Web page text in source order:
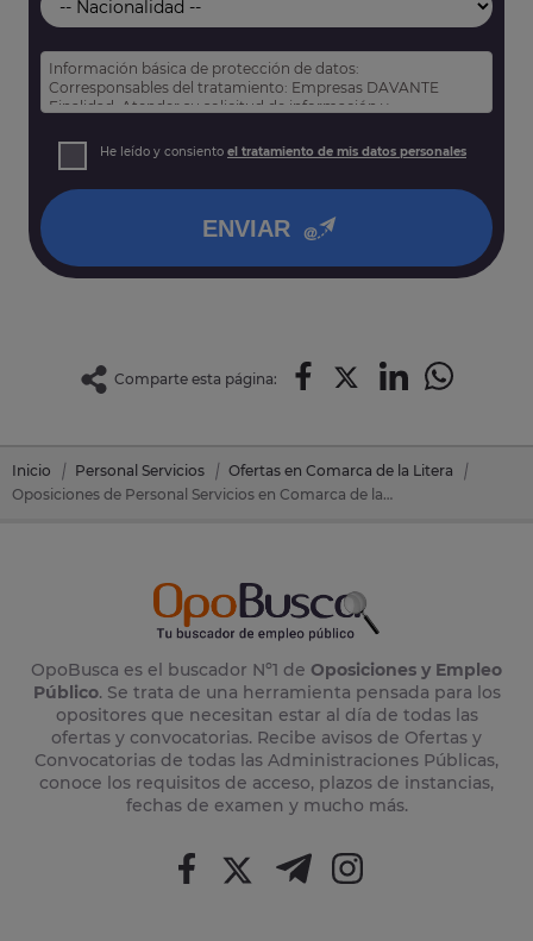
Información básica de protección de datos:
Corresponsables del tratamiento: Empresas DAVANTE
Finalidad: Atender su solicitud de información y
Derechos: Puede acceder, rectificar y suprimir sus datos,
así como otros derechos tal y como se explica en nuestra
He leído y consiento el tratamiento de mis datos personales
ENVIAR
Comparte esta página:
Inicio Personal Servicios
Ofertas en Comarca de la Litera
Oposiciones de Personal Servicios en Comarca de la Litera (Huesca)
OpoBusca es el buscador Nº1 de Oposiciones y Empleo
Público. Se trata de una herramienta pensada para los
opositores que necesitan estar al día de todas las
ofertas y convocatorias. Recibe avisos de Ofertas y
Convocatorias de todas las Administraciones Públicas,
conoce los requisitos de acceso, plazos de instancias,
fechas de examen y mucho más.